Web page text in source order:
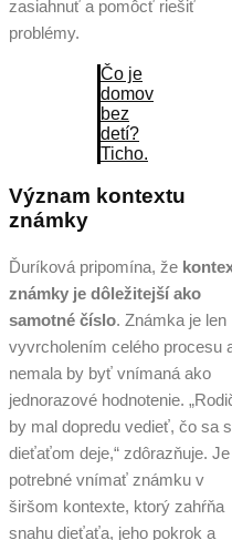
zasiahnuť a pomôcť riešiť
problémy.
Čo je
domov
bez
detí?
Ticho.
Význam kontextu
známky
Ďuríková pripomína, že
známky je dôležitejší ako
samotné číslo. Známka je len
vyvrcholením celého procesu
nemala by byť vnímaná ako
jednorazové hodnotenie.
by mal dopredu vedieť, čo sa s
dieťaťom deje,“ zdôrazňuje. Je
potrebné vnímať známku v
širšom kontexte, ktorý zahŕňa
snahu dieťaťa, jeho pokrok a